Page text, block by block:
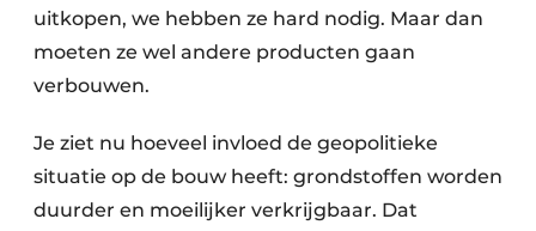
uitkopen, we hebben ze hard nodig. Maar dan
moeten ze wel andere producten gaan
verbouwen.
Je ziet nu hoeveel invloed de geopolitieke
situatie op de bouw heeft: grondstoffen worden
duurder en moeilijker verkrijgbaar. Dat